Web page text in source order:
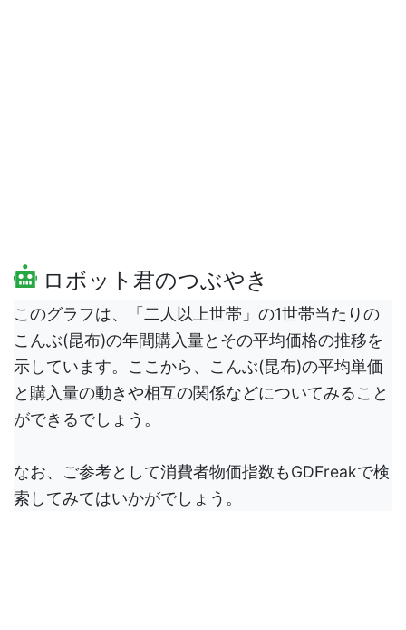
ロボット君のつぶやき
このグラフは、「二人以上世帯」の1世帯当たりの
こんぶ(昆布)の年間購入量とその平均価格の推移を
示しています。ここから、こんぶ(昆布)の平均単価
と購入量の動きや相互の関係などについてみること
ができるでしょう。
なお、ご参考として消費者物価指数もGDFreakで検
索してみてはいかがでしょう。